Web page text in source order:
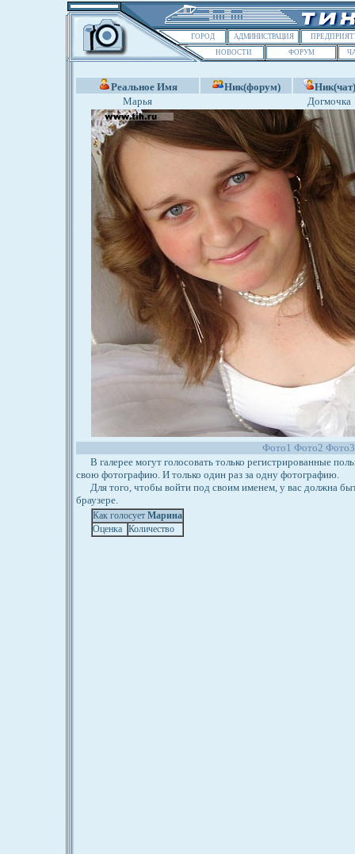
ГОРОД АДМИНИСТРАЦИЯ
НОВОСТИ
ФОРУМ
Реальное Имя Ник(форум)
Ник(чат)
Марья
Догмочка
Фото1 Фото2 Фото3
В галерее могут голосовать только регистрированные
свою фотографию. И только один раз за одну фотографию.
Для того, чтобы войти под своим именем, у вас должна
браузере.
Как голосует Марина
Оценка Количество